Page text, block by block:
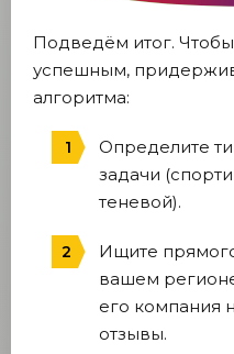
Подведём итог.
успешным,
алгоритма:
Определите
задачи
теневой).
Ищите
вашем
его компания
отзывы.